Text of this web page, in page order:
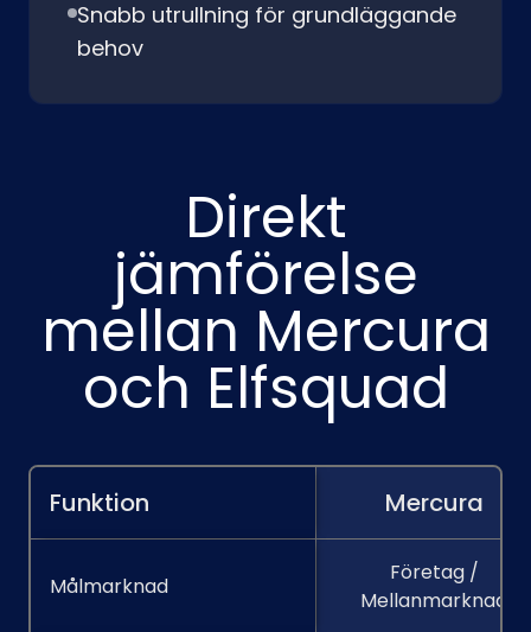
Snabb utrullning för grundläggande
behov
Direkt
jämförelse
mellan Mercura
och Elfsquad
Funktion Mercura
Målmarknad
Företag /
Mellanmarknad